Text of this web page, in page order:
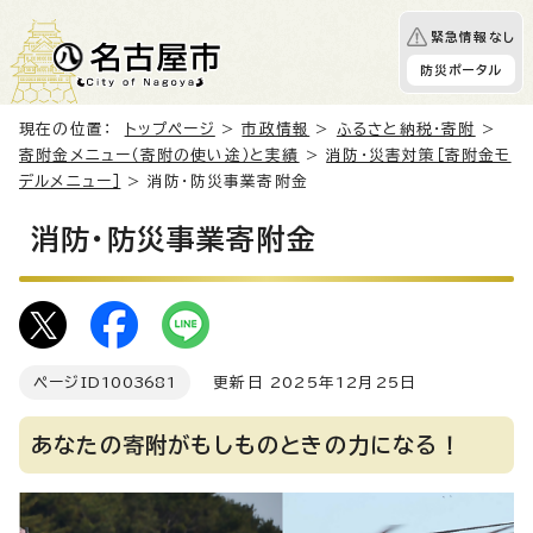
緊急情報なし
防災ポータル
現在の位置： トップページ >市政情報 > ふるさと納税・寄附
>
寄附金メニュー（寄附の使い途）と実績
>消防・災害対策［寄附金モ
デルメニュー］
> 消防・防災事業寄附金
消防・防災事業寄附金
ページID 1003681 更新日 2025年12月25日
あなたの寄附がもしものときの力になる！